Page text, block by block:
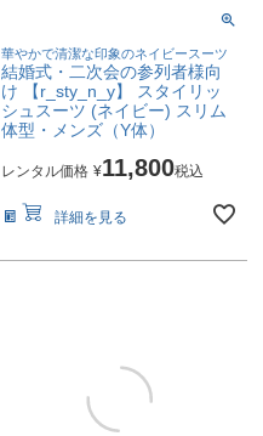
華やかで清潔な印象のネイビースーツ
結婚式・二次会の参列者様向
け 【r_sty_n_y】 スタイリッ
シュスーツ (ネイビー) スリム
体型・メンズ（Y体）
レンタル価格 ¥11,800税込
詳細を見る